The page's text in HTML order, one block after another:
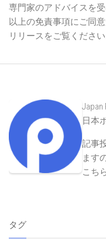
専門家のアドバイスを
以上の免責事項にご同
リリースをご覧ください
Japan
日本
記事
ます
こち
タグ